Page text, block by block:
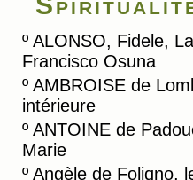
º ALONSO, Fidele,
Francisco Osuna
º AMBROISE de
intérieure
º ANTOINE de
Marie
º Angèle de Foligno,